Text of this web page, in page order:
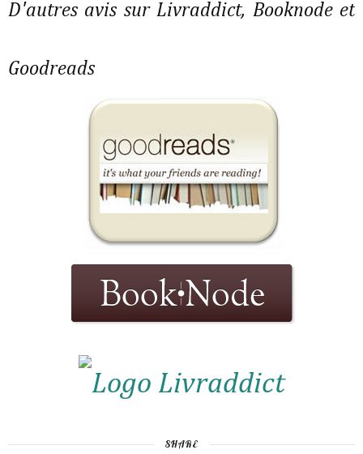
D'autres avis sur Livraddict, Booknode et
Goodreads
SHARE